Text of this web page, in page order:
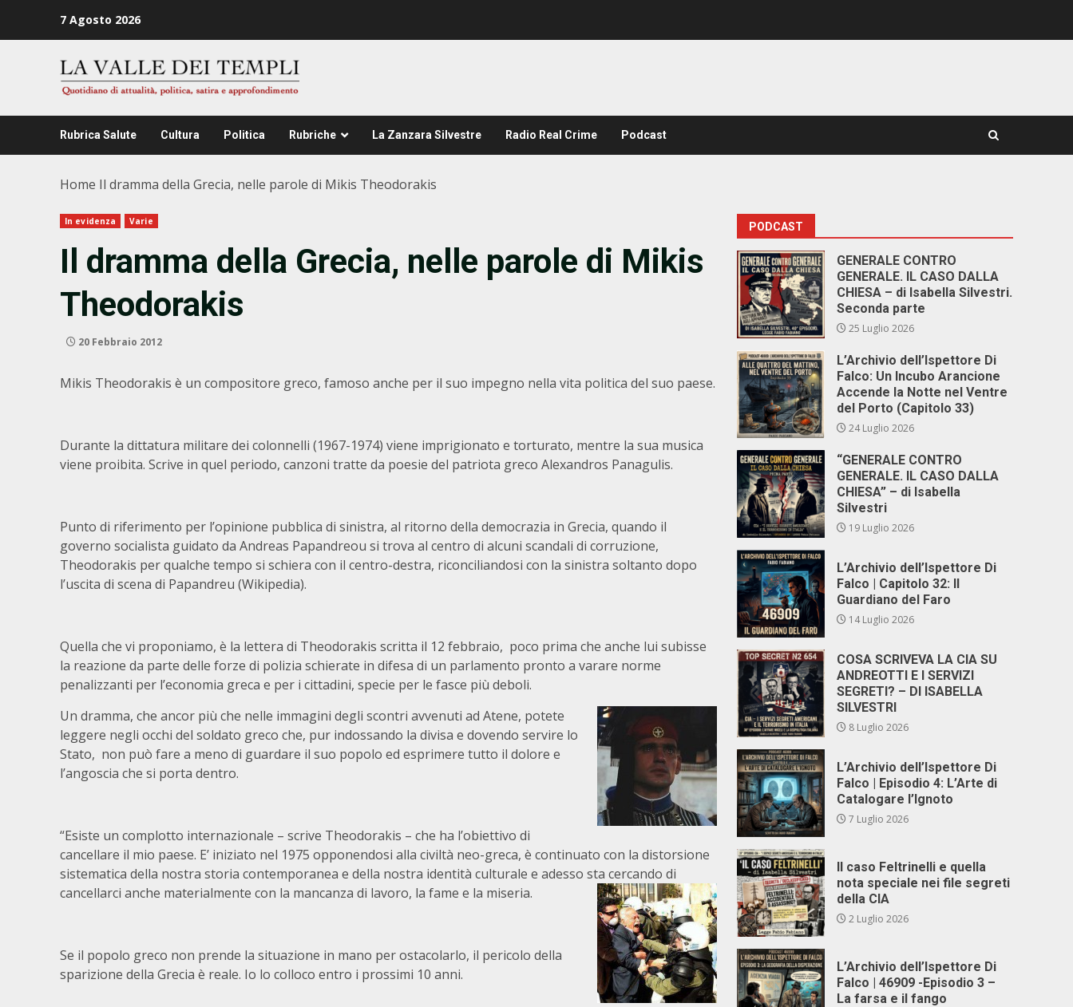
7 Agosto 2026
Rubrica Salute Cultura Politica Rubriche La Zanzara Silvestre Radio Real Crime Podcast
Home Il dramma della Grecia, nelle parole di Mikis Theodorakis
In evidenza Varie
Il dramma della Grecia, nelle parole di Mikis
Theodorakis
20 Febbraio 2012
Mikis Theodorakis è un compositore greco, famoso anche per il suo impegno nella vita politica del suo paese.
Durante la dittatura militare dei colonnelli (1967-1974) viene imprigionato e torturato, mentre la sua musica
viene proibita. Scrive in quel periodo, canzoni tratte da poesie del patriota greco Alexandros Panagulis.
Punto di riferimento per l’opinione pubblica di sinistra, al ritorno della democrazia in Grecia, quando il
governo socialista guidato da Andreas Papandreou si trova al centro di alcuni scandali di corruzione,
Theodorakis per qualche tempo si schiera con il centro-destra, riconciliandosi con la sinistra soltanto dopo
l’uscita di scena di Papandreu (Wikipedia).
Quella che vi proponiamo, è la lettera di Theodorakis scritta il 12 febbraio, poco prima che anche lui subisse
la reazione da parte delle forze di polizia schierate in difesa di un parlamento pronto a varare norme
penalizzanti per l’economia greca e per i cittadini, specie per le fasce più deboli.
Un dramma, che ancor più che nelle immagini degli scontri avvenuti ad Atene, potete
leggere negli occhi del soldato greco che, pur indossando la divisa e dovendo servire lo
Stato, non può fare a meno di guardare il suo popolo ed esprimere tutto il dolore e
l’angoscia che si porta dentro.
“Esiste un complotto internazionale – scrive Theodorakis – che ha l’obiettivo di
cancellare il mio paese. E’ iniziato nel 1975 opponendosi alla civiltà neo-greca, è continuato con la distorsione
sistematica della nostra storia contemporanea e della nostra identità culturale e adesso sta cercando di
cancellarci anche materialmente con la mancanza di lavoro, la fame e la miseria.
Se il popolo greco non prende la situazione in mano per ostacolarlo, il pericolo della
sparizione della Grecia è reale. Io lo colloco entro i prossimi 10 anni.
PODCAST
GENERALE CONTRO
GENERALE. IL CASO DALLA
CHIESA – di Isabella Silvestri.
Seconda parte
25 Luglio 2026
L’Archivio dell’Ispettore Di
Falco: Un Incubo Arancione
Accende la Notte nel Ventre
del Porto (Capitolo 33)
24 Luglio 2026
“GENERALE CONTRO
GENERALE. IL CASO DALLA
CHIESA” – di Isabella
Silvestri
19 Luglio 2026
L’Archivio dell’Ispettore Di
Falco | Capitolo 32: Il
Guardiano del Faro
14 Luglio 2026
COSA SCRIVEVA LA CIA SU
ANDREOTTI E I SERVIZI
SEGRETI? – DI ISABELLA
SILVESTRI
8 Luglio 2026
L’Archivio dell’Ispettore Di
Falco | Episodio 4: L’Arte di
Catalogare l’Ignoto
7 Luglio 2026
Il caso Feltrinelli e quella
nota speciale nei file segreti
della CIA
2 Luglio 2026
L’Archivio dell’Ispettore Di
Falco | 46909 -Episodio 3 –
La farsa e il fango